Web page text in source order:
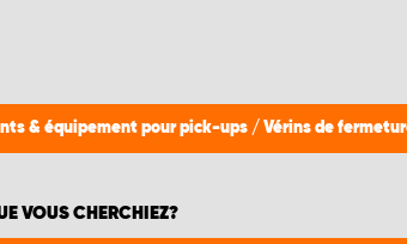
& équipement pour pick-ups / Vérins de
VOUS CHERCHIEZ?